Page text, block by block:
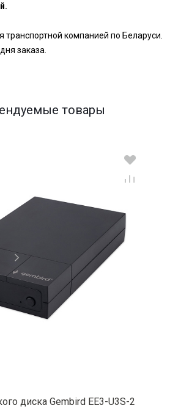
транспортной компанией по Беларуси.
заказа.
товары
диска Gembird EE3-U3S-2